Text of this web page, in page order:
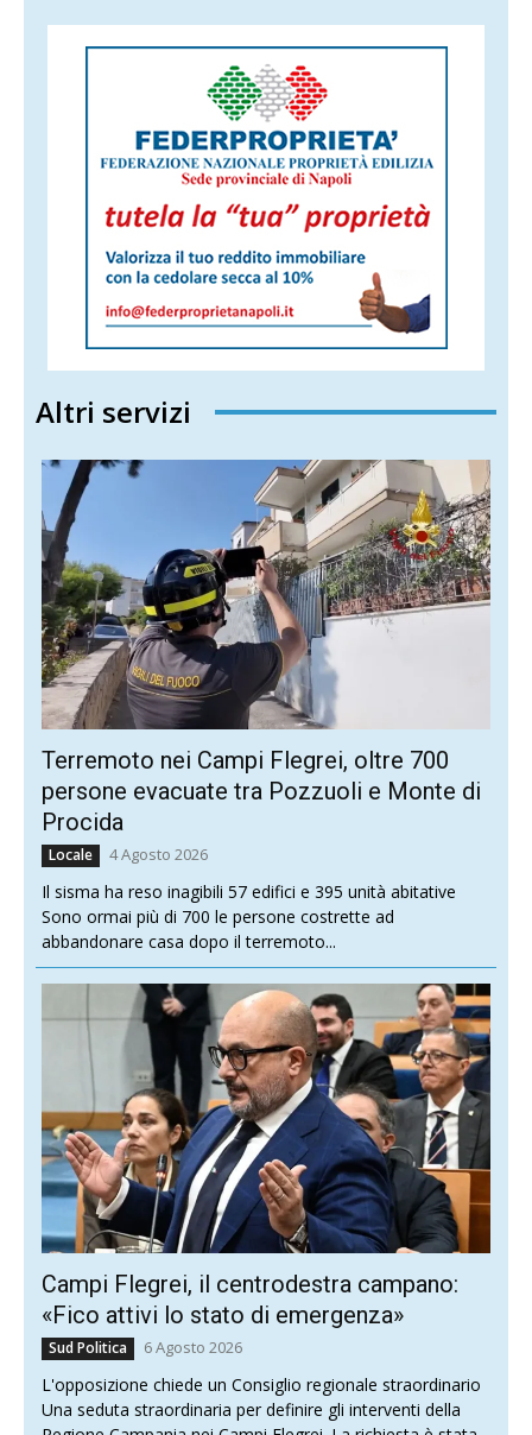
Altri servizi
Terremoto nei Campi Flegrei, oltre 700
persone evacuate tra Pozzuoli e Monte di
Procida
Locale 4 Agosto 2026
Il sisma ha reso inagibili 57 edifici e 395 unità abitative
Sono ormai più di 700 le persone costrette ad
abbandonare casa dopo il terremoto...
Campi Flegrei, il centrodestra campano:
«Fico attivi lo stato di emergenza»
Sud Politica 6 Agosto 2026
L'opposizione chiede un Consiglio regionale straordinario
Una seduta straordinaria per definire gli interventi della